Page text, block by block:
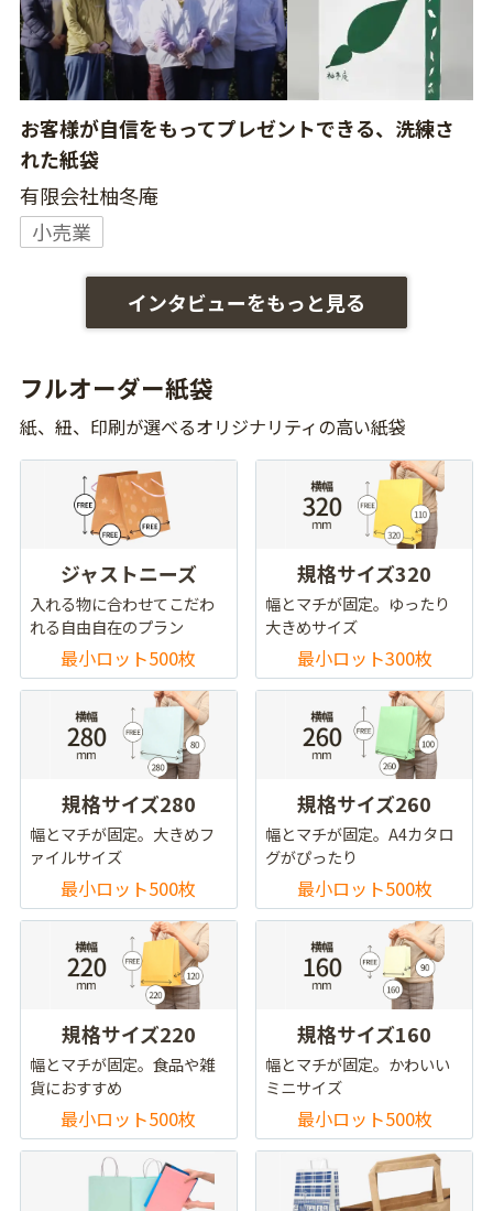
お客様が自信をもってプレゼントできる、洗練さ
れた紙袋
有限会社柚冬庵
小売業
インタビューをもっと見る
フルオーダー紙袋
紙、紐、印刷が選べるオリジナリティの高い紙袋
ジャストニーズ
入れる物に合わせてこだわ
れる自由自在のプラン
最小ロット500枚
規格サイズ320
幅とマチが固定。ゆったり
大きめサイズ
最小ロット300枚
規格サイズ280
幅とマチが固定。大きめフ
ァイルサイズ
最小ロット500枚
規格サイズ260
幅とマチが固定。A4カタロ
グがぴったり
最小ロット500枚
規格サイズ220
幅とマチが固定。食品や雑
貨におすすめ
最小ロット500枚
規格サイズ160
幅とマチが固定。かわいい
ミニサイズ
最小ロット500枚